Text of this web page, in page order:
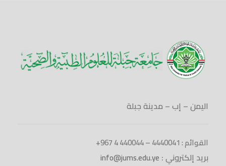
اليمن – إب – مدينة جبلة
القوائم : 4440041 – 440044 4 967+
بريد إلكتروني : info@jums.edu.ye